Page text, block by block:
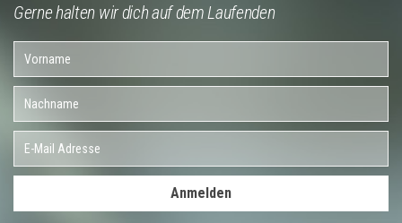
Gerne halten wir dich auf dem Laufenden
Anmelden